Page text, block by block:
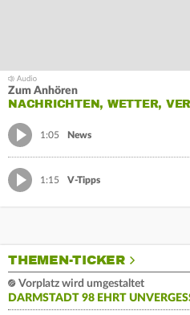
Zum Anhören
NACHRICHTEN, WETTER,
1:05 News
1:15 V-Tipps
THEMEN-TICKER
Vorplatz wird umgestaltet
DARMSTADT 98 EHRT